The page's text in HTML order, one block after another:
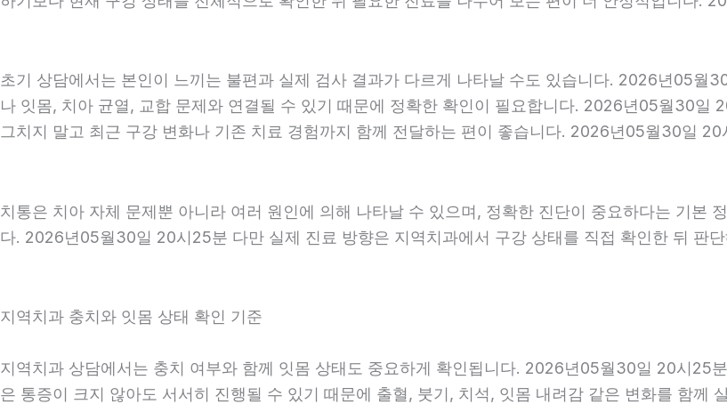
초기 상담에서는 본인이 느끼는 불편과 실제 검사 결과가 다르게 나타날 수도 있습니다. 2026년05월
나 잇몸, 치아 균열, 교합 문제와 연결될 수 있기 때문에 정확한 확인이 필요합니다. 2026년05월30일
그치지 말고 최근 구강 변화나 기존 치료 경험까지 함께 전달하는 편이 좋습니다. 2026년05월30일 20
치통은 치아 자체 문제뿐 아니라 여러 원인에 의해 나타날 수 있으며, 정확한 진단이 중요하다는 기본
다. 2026년05월30일 20시25분 다만 실제 진료 방향은 지역치과에서 구강 상태를 직접 확인한 뒤 판
지역치과 충치와 잇몸 상태 확인 기준
지역치과 상담에서는 충치 여부와 함께 잇몸 상태도 중요하게 확인됩니다. 2026년05월30일 20시25
은 통증이 크지 않아도 서서히 진행될 수 있기 때문에 출혈, 붓기, 치석, 잇몸 내려감 같은 변화를 함